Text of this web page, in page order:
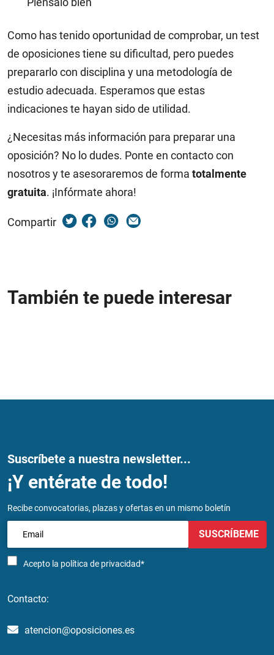
Como has tenido oportunidad de comprobar, un test
de oposiciones tiene su dificultad, pero puedes
prepararlo con disciplina y una metodología de
estudio adecuada. Esperamos que estas
indicaciones te hayan sido de utilidad.
¿Necesitas más información para preparar una
oposición? No lo dudes. Ponte en contacto con
nosotros y te asesoraremos de forma totalmente
gratuita. ¡Infórmate ahora!
Compartir
También te puede interesar
Suscríbete a nuestra newsletter...
¡Y entérate de todo!
Recibe convocatorias, plazas y ofertas en un mismo boletín
Acepto la política de privacidad*
SUSCRÍBEME
Contacto:
atencion@oposiciones.es